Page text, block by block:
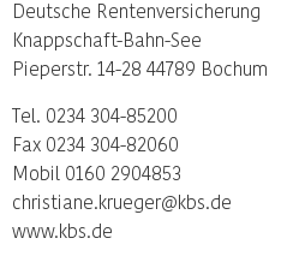
Deutsche Rentenversicherung
Knappschaft-Bahn-See
Pieperstr. 14-28 44789 Bochum
Tel. 0234 304-85200
Fax 0234 304-82060
Mobil 0160 2904853
christiane.krueger@kbs.de
www.kbs.de